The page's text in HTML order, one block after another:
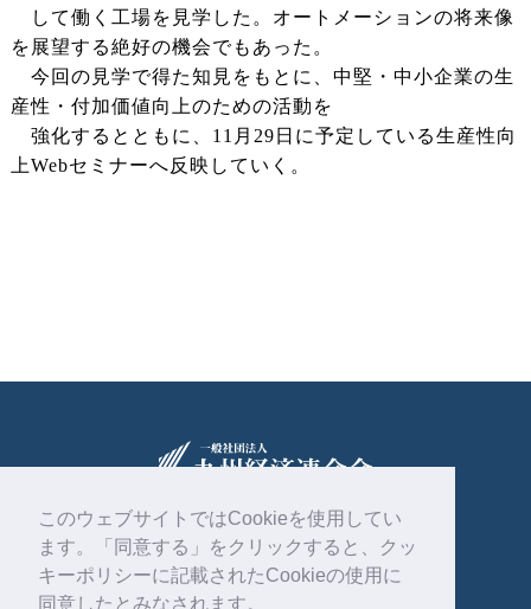
このウェブサイトではCookieを使用してい
ます。「同意する」をクリックすると、クッ
キーポリシーに記載されたCookieの使用に
同意したとみなされます。
して働く工場を見学した。オートメーションの将来像
を展望する絶好の機会でもあった。
今回の見学で得た知見をもとに、中堅・中小企業の生
産性・付加価値向上のための活動を
強化するとともに、11月29日に予定している生産性向
上Webセミナーへ反映していく。
〒810-0004
福岡市中央区渡辺通2丁目1番82号